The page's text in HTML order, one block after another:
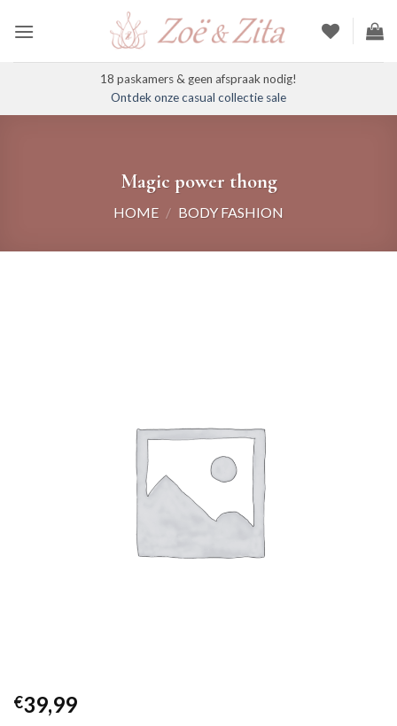
naar
18 paskamers & geen afspraak nodig!
Ontdek onze casual collectie sale
Magic power thong
HOME / BODY FASHION
€39,99